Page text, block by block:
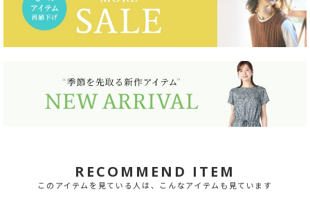
RECOMMEND ITEM
このアイテムを見ている人は、こんなアイテムも見ています